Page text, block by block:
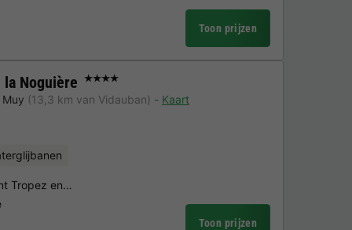
Toon prijzen
la Noguière ★★★★
Muy (13,3 km van Vidauban)
Kaart
Tropez en…
Toon prijzen